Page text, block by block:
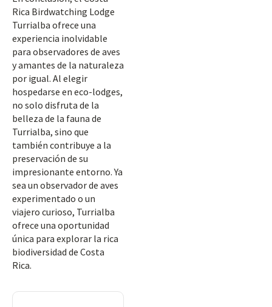
Rica Birdwatching Lodge
Turrialba ofrece una
experiencia inolvidable
para observadores de aves
y amantes de la naturaleza
por igual. Al elegir
hospedarse en eco-lodges,
no solo disfruta de la
belleza de la fauna de
Turrialba, sino que
también contribuye a la
preservación de su
impresionante entorno. Ya
sea un observador de aves
experimentado o un
viajero curioso, Turrialba
ofrece una oportunidad
única para explorar la rica
biodiversidad de Costa
Rica.